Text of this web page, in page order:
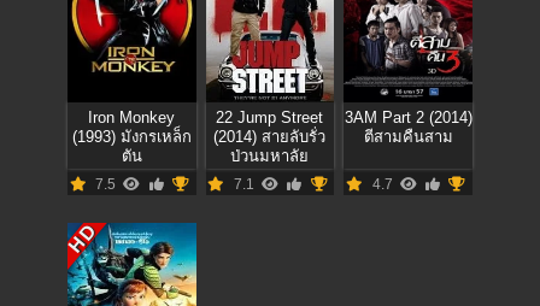
Iron Monkey
(1993) มังกรเหล็ก
ตัน
7.5
22 Jump Street
(2014) สายลับรั่ว
ป่วนมหาลัย
7.1
3AM Part 2 (2014)
ตีสามคืนสาม
4.7
HD